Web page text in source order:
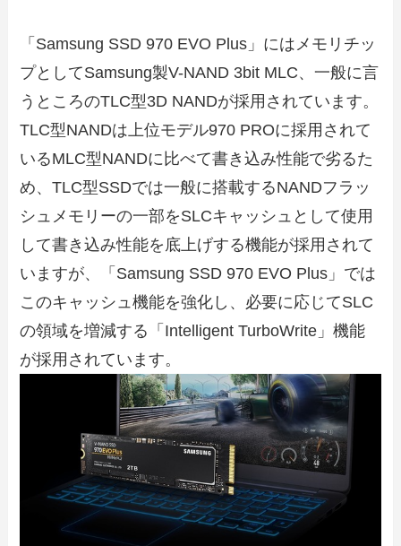
「Samsung SSD 970 EVO Plus」にはメモリチッ
プとしてSamsung製V-NAND 3bit MLC、一般に言
うところのTLC型3D NANDが採用されています。
TLC型NANDは上位モデル970 PROに採用されて
いるMLC型NANDに比べて書き込み性能で劣るた
め、TLC型SSDでは一般に搭載するNANDフラッ
シュメモリーの一部をSLCキャッシュとして使用
して書き込み性能を底上げする機能が採用されて
いますが、「Samsung SSD 970 EVO Plus」では
このキャッシュ機能を強化し、必要に応じてSLC
の領域を増減する「Intelligent TurboWrite」機能
が採用されています。